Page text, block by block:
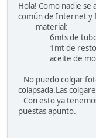
Hola! Como nadie
común de Internet y
material:
6mts de tubo
1mt de resto de
aceite de
No puedo colgar
colapsada.Las
Con esto ya
puestas apunto.